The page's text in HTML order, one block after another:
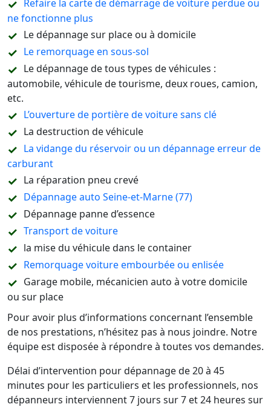
Refaire la carte de démarrage de voiture perdue ou
ne fonctionne plus
Le dépannage sur place ou à domicile
Le remorquage en sous-sol
Le dépannage de tous types de véhicules :
automobile, véhicule de tourisme, deux roues, camion,
etc.
L’ouverture de portière de voiture sans clé
La destruction de véhicule
La vidange du réservoir ou un dépannage erreur de
carburant
La réparation pneu crevé
Dépannage auto Seine-et-Marne (77)
Dépannage panne d’essence
Transport de voiture
la mise du véhicule dans le container
Remorquage voiture embourbée ou enlisée
Garage mobile, mécanicien auto à votre domicile
ou sur place
Pour avoir plus d’informations concernant l’ensemble
de nos prestations, n’hésitez pas à nous joindre. Notre
équipe est disposée à répondre à toutes vos demandes.
Délai d’intervention pour dépannage de 20 à 45
minutes pour les particuliers et les professionnels, nos
dépanneurs interviennent 7 jours sur 7 et 24 heures sur